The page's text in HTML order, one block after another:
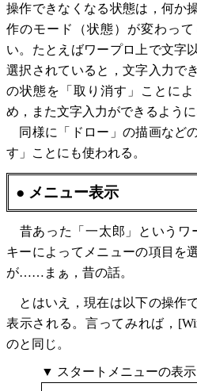
操作できなくなる状態は，何か
作のモード（状態）が変わっ
い。たとえばワープロ上で文字
選択されていると，文字入力で
の状態を「取り消す」ことに
め，また文字入力ができるように
同様に「ドロー」の描画など
す」ことにも使われる。
● メニュー表示
昔あった「一太郎」というワ
キーによってメニューの項目を
が……まぁ，昔の話。
とはいえ，現在は以下の操作
表示される。言ってみれば，
のと同じ。
▼ スタートメニューの表示